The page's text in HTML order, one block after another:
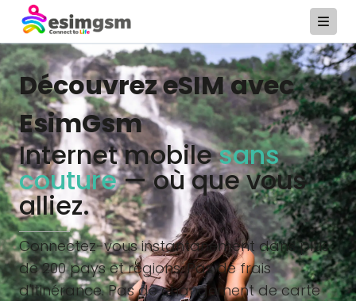
Découvrez eSIM avec
EsimGsm
Internet mobilesans
couture— où que vous
alliez.
Connectez-vous instantanément dans plus
de 200 pays et régions. Pas de frais
d'itinérance. Pas de changement de carte